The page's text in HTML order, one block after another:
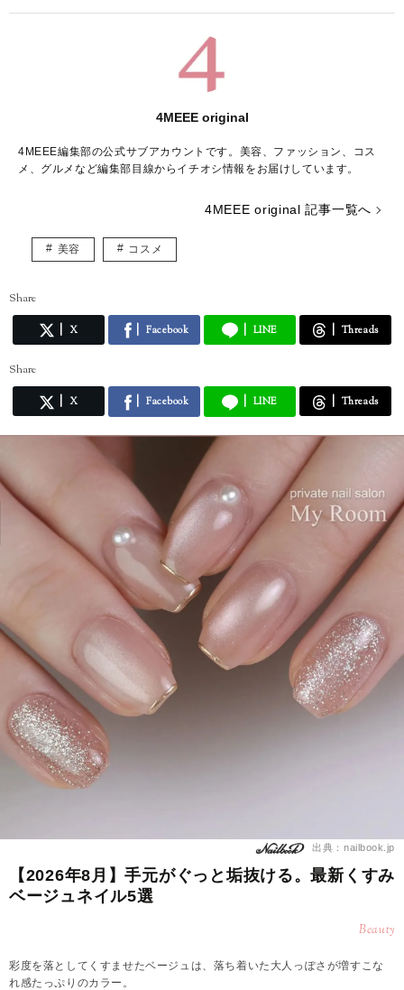
4MEEE original
4MEEE編集部の公式サブアカウントです。美容、ファッション、コス
メ、グルメなど編集部目線からイチオシ情報をお届けしています。
4MEEE original 記事一覧へ
美容 コスメ
Share
X Facebook LINE Threads
Share
X Facebook LINE Threads
出典：nailbook.jp
【2026年8月】手元がぐっと垢抜ける。最新くすみ
ベージュネイル5選
Beauty
彩度を落としてくすませたベージュは、落ち着いた大人っぽさが増すこな
れ感たっぷりのカラー。